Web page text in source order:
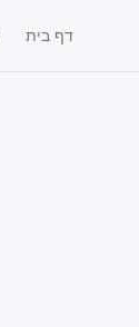
דף בית